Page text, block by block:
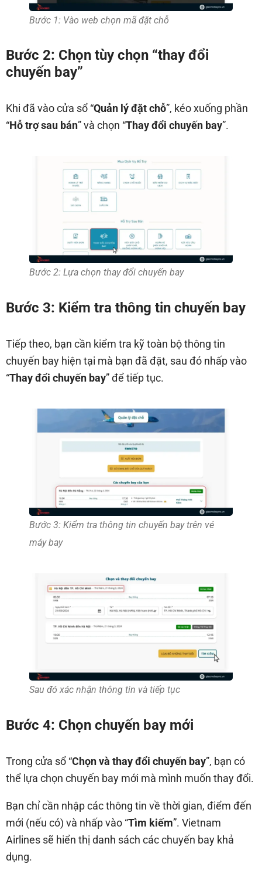
Bước 1: Vào web chọn mã đặt chỗ
Bước 2: Chọn tùy chọn “thay đổi
chuyến bay”
Khi đã vào cửa sổ “Quản lý đặt chỗ”, kéo xuống phần
“Hỗ trợ sau bán” và chọn “Thay đổi chuyến bay”.
Bước 2: Lựa chọn thay đổi chuyến bay
Bước 3: Kiểm tra thông tin chuyến bay
Tiếp theo, bạn cần kiểm tra kỹ toàn bộ thông tin
chuyến bay hiện tại mà bạn đã đặt, sau đó nhấp vào
“Thay đổi chuyến bay” để tiếp tục.
Bước 3: Kiểm tra thông tin chuyến bay trên vé
máy bay
Sau đó xác nhận thông tin và tiếp tục
Bước 4: Chọn chuyến bay mới
Trong cửa sổ “Chọn và thay đổi chuyến bay”, bạn có
thể lựa chọn chuyến bay mới mà mình muốn thay đổi.
Bạn chỉ cần nhập các thông tin về thời gian, điểm đến
mới (nếu có) và nhấp vào “Tìm kiếm”. Vietnam
Airlines sẽ hiển thị danh sách các chuyến bay khả
dụng.